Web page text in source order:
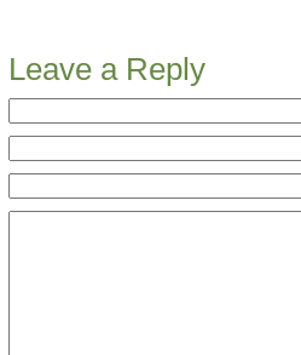
Leave a Reply